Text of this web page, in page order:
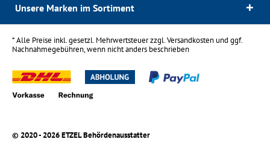
Unsere Marken im Sortiment
* Alle Preise inkl. gesetzl. Mehrwertsteuer zzgl.Versandkostenund ggf.
Nachnahmegebühren, wenn nicht anders beschrieben
© 2020 - 2026 ETZEL Behördenausstatter